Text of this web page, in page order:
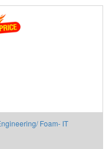
Foam- IT